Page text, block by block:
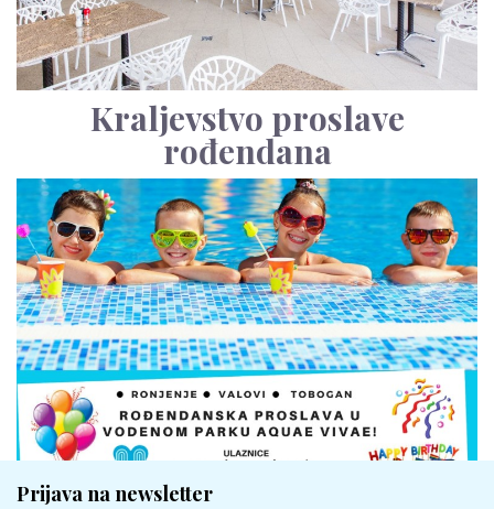
Kraljevstvo proslave
rođendana
Prijava na newsletter